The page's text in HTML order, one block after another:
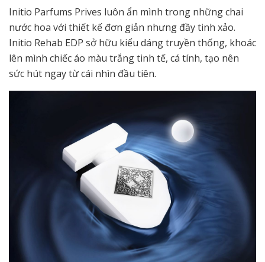
Initio Parfums Prives luôn ẩn mình trong những chai
nước hoa với thiết kế đơn giản nhưng đầy tinh xảo.
Initio Rehab EDP sở hữu kiểu dáng truyền thống, khoác
lên mình chiếc áo màu trắng tinh tế, cá tính, tạo nên
sức hút ngay từ cái nhìn đầu tiên.